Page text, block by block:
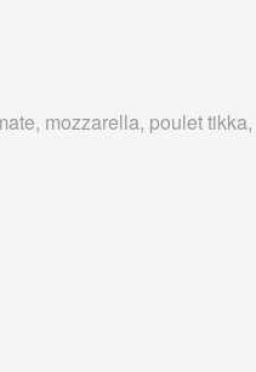
mozzarella, poulet